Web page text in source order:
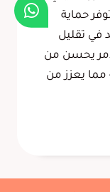
حماية
تقليل
يحسن من
مما يعزز من